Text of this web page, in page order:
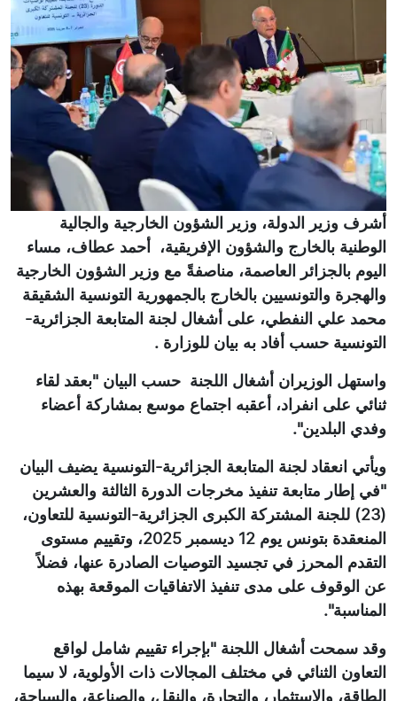
أشرف وزير الدولة، وزير الشؤون الخارجية والجالية
الوطنية بالخارج والشؤون الإفريقية، أحمد عطاف، مساء
اليوم بالجزائر العاصمة، مناصفةً مع وزير الشؤون الخارجية
والهجرة والتونسيين بالخارج بالجمهورية التونسية الشقيقة
محمد علي النفطي، على أشغال لجنة المتابعة الجزائرية-
التونسية حسب أفاد به بيان للوزارة .
واستهل الوزيران أشغال اللجنة حسب البيان "بعقد لقاء
ثنائي على انفراد، أعقبه اجتماع موسع بمشاركة أعضاء
وفدي البلدين".
ويأتي انعقاد لجنة المتابعة الجزائرية-التونسية يضيف البيان
"في إطار متابعة تنفيذ مخرجات الدورة الثالثة والعشرين
(23) للجنة المشتركة الكبرى الجزائرية-التونسية للتعاون،
المنعقدة بتونس يوم 12 ديسمبر 2025، وتقييم مستوى
التقدم المحرز في تجسيد التوصيات الصادرة عنها، فضلاً
عن الوقوف على مدى تنفيذ الاتفاقيات الموقعة بهذه
المناسبة".
وقد سمحت أشغال اللجنة "بإجراء تقييم شامل لواقع
التعاون الثنائي في مختلف المجالات ذات الأولوية، لا سيما
الطاقة، والاستثمار، والتجارة، والنقل، والصناعة، والسياحة،